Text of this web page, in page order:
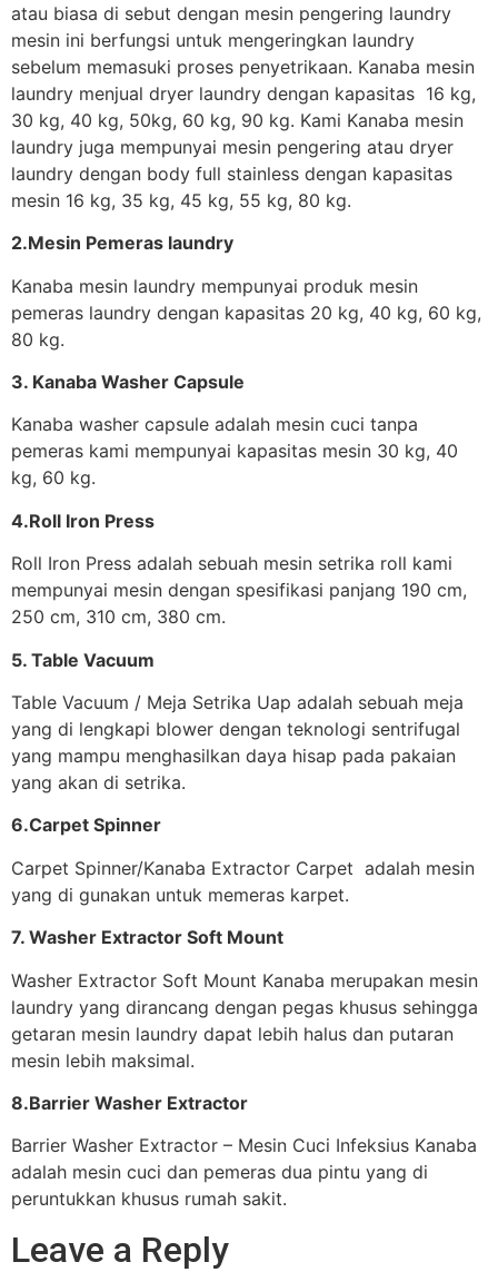
atau biasa di sebut dengan mesin pengering laundry
mesin ini berfungsi untuk mengeringkan laundry
sebelum memasuki proses penyetrikaan. Kanaba mesin
laundry menjual dryer laundry dengan kapasitas 16 kg,
30 kg, 40 kg, 50kg, 60 kg, 90 kg. Kami Kanaba mesin
laundry juga mempunyai mesin pengering atau dryer
laundry dengan body full stainless dengan kapasitas
mesin 16 kg, 35 kg, 45 kg, 55 kg, 80 kg.
2.Mesin Pemeras laundry
Kanaba mesin laundry mempunyai produk mesin
pemeras laundry dengan kapasitas 20 kg, 40 kg, 60 kg,
80 kg.
3. Kanaba Washer Capsule
Kanaba washer capsule adalah mesin cuci tanpa
pemeras kami mempunyai kapasitas mesin 30 kg, 40
kg, 60 kg.
4.Roll Iron Press
Roll Iron Press adalah sebuah mesin setrika roll kami
mempunyai mesin dengan spesifikasi panjang 190 cm,
250 cm, 310 cm, 380 cm.
5. Table Vacuum
Table Vacuum / Meja Setrika Uap adalah sebuah meja
yang di lengkapi blower dengan teknologi sentrifugal
yang mampu menghasilkan daya hisap pada pakaian
yang akan di setrika.
6.Carpet Spinner
Carpet Spinner/Kanaba Extractor Carpet adalah mesin
yang di gunakan untuk memeras karpet.
7. Washer Extractor Soft Mount
Washer Extractor Soft Mount Kanaba merupakan mesin
laundry yang dirancang dengan pegas khusus sehingga
getaran mesin laundry dapat lebih halus dan putaran
mesin lebih maksimal.
8.Barrier Washer Extractor
Barrier Washer Extractor – Mesin Cuci Infeksius Kanaba
adalah mesin cuci dan pemeras dua pintu yang di
peruntukkan khusus rumah sakit.
Leave a Reply